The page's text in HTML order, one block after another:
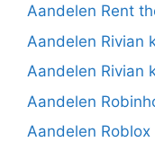
Aandelen Rent
Aandelen Rivian
Aandelen Rivian
Aandelen
Aandelen Roblox